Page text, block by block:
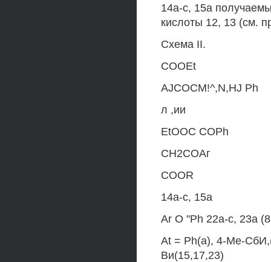
14а-с, 15а
кислоты 12, 13 (см.
Схема II.
COOEt
AJCOCM!^,N,HJ Ph
л ,ии
EtOOC COPh
СН2СОАг
COOR
14a-c, 15a
Ar О "Ph 22a-c, 23a
At = Ph(a), 4-Ме-
Ви(15,17,23)